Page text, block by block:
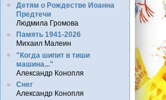
Детям о Рождестве Иоанна
Предтечи
Людмила Громова
Память 1941-2026
Михаил Малеин
"Когда шипит в тиши
машина..."
Александр Конопля
Снег
Александр Конопля